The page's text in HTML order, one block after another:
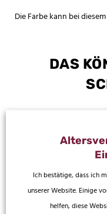
Die Farbe kann bei
DAS
Ich bestätige, dass ich
unserer Website. Einige
helfen, diese